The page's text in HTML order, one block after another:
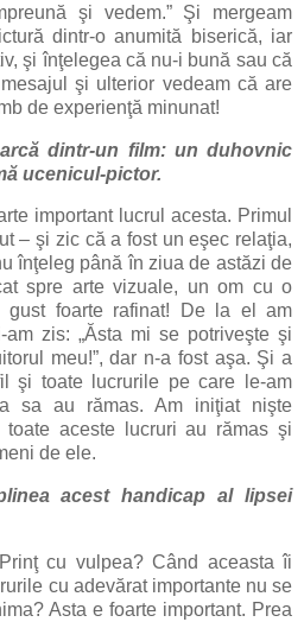
şi vedem.” Şi mergeam
dintr-o anumită biserică, iar
şi înţelegea că nu-i bună sau că
şi ulterior vedeam că are
de experienţă minunat!
dintr-un film: un duhovnic
ucenicul-pictor.
important lucrul acesta. Primul
– şi zic că a fost un eşec relaţia,
înţeleg până în ziua de astăzi de
spre arte vizuale, un om cu o
foarte rafinat! De la el am
zis: „Ăsta mi se potriveşte şi
meu!”, dar n-a fost aşa. Şi a
şi toate lucrurile pe care le-am
sa au rămas. Am iniţiat nişte
aceste lucruri au rămas şi
de ele.
acest handicap al lipsei
cu vulpea? Când aceasta îi
cu adevărat importante nu se
Asta e foarte important. Prea